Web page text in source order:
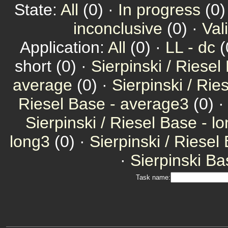
State: All (0) · In progress
inconclusive (0) ·
Application: All (0) · LL - dc
short (0) · Sierpinski / Riesel
average (0) · Sierpinski /
Riesel Base - average3 (0) ·
Sierpinski / Riesel Base -
long3 (0) · Sierpinski / Riesel
· Sierpinski
Task name: